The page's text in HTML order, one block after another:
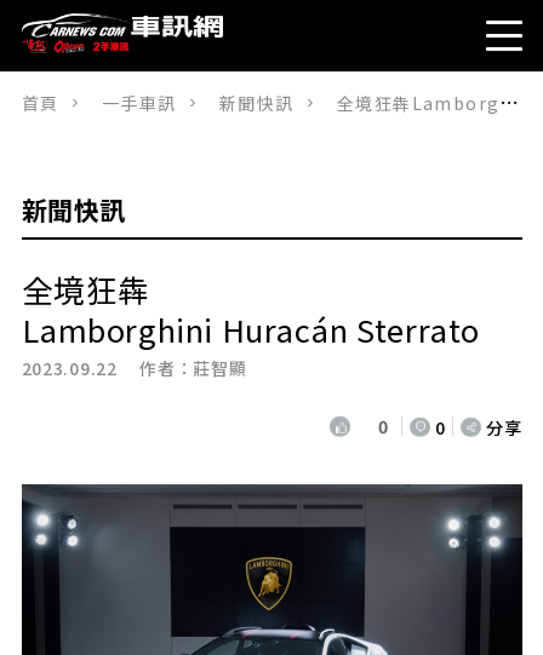
首頁 一手車訊 新聞快訊 全境狂犇Lamborghini Huracán Sterrato
新聞快訊
全境狂犇
Lamborghini Huracán Sterrato
2023.09.22 作者：莊智顯
0 0 分享